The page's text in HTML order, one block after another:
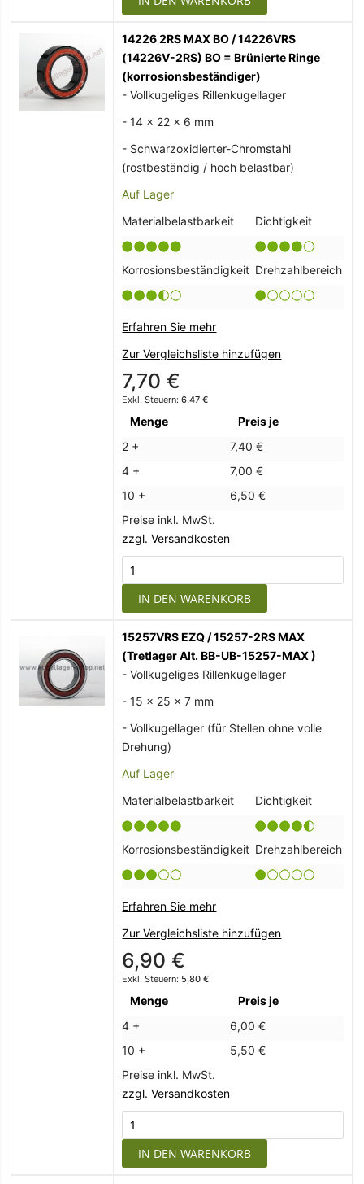
14226 2RS MAX BO / 14226VRS
(14226V-2RS) BO = Brünierte Ringe
(korrosionsbeständiger)
- Vollkugeliges Rillenkugellager
- 14 x 22 x 6 mm
- Schwarzoxidierter-Chromstahl
(rostbeständig / hoch belastbar)
Auf Lager
Materialbelastbarkeit
Dichtigkeit
Korrosionsbeständigkeit Drehzahlbereich
Erfahren Sie mehr
Zur Vergleichsliste hinzufügen
7,70 €
6,47 €
Menge
Preis je
2 +
7,40 €
4 +
7,00 €
10 +
6,50 €
Preise inkl. MwSt.
zzgl. Versandkosten
IN DEN WARENKORB
15257VRS EZQ / 15257-2RS MAX
(Tretlager Alt. BB-UB-15257-MAX )
- Vollkugeliges Rillenkugellager
- 15 x 25 x 7 mm
- Vollkugellager (für Stellen ohne volle
Drehung)
Auf Lager
Materialbelastbarkeit
Dichtigkeit
Korrosionsbeständigkeit Drehzahlbereich
Erfahren Sie mehr
Zur Vergleichsliste hinzufügen
6,90 €
5,80 €
Menge
Preis je
4 +
6,00 €
10 +
5,50 €
Preise inkl. MwSt.
zzgl. Versandkosten
IN DEN WARENKORB